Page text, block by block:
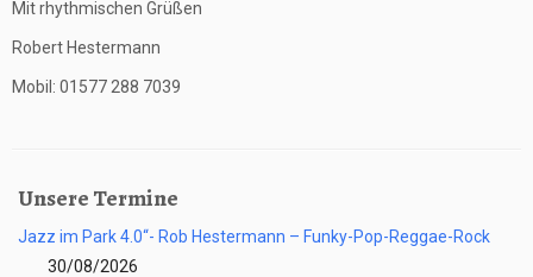
Mit rhythmischen Grüßen
Robert Hestermann
Mobil: 01577 288 7039
Unsere Termine
Jazz im Park 4.0“- Rob Hestermann – Funky-Pop-Reggae-Rock
30/08/2026